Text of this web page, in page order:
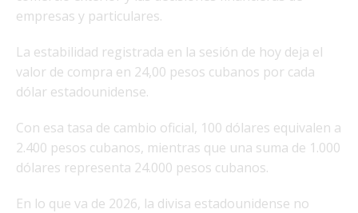
empresas y particulares.
La estabilidad registrada en la sesión de hoy deja el
valor de compra en 24,00 pesos cubanos por cada
dólar estadounidense.
Con esa tasa de cambio oficial, 100 dólares equivalen a
2.400 pesos cubanos, mientras que una suma de 1.000
dólares representa 24.000 pesos cubanos.
En lo que va de 2026, la divisa estadounidense no